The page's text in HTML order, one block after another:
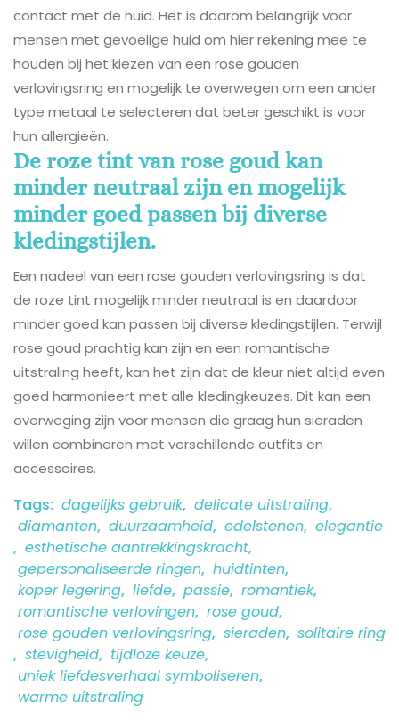
contact met de huid. Het is daarom belangrijk voor
mensen met gevoelige huid om hier rekening mee te
houden bij het kiezen van een rose gouden
verlovingsring en mogelijk te overwegen om een ander
type metaal te selecteren dat beter geschikt is voor
hun allergieën.
De roze tint van rose goud kan
minder neutraal zijn en mogelijk
minder goed passen bij diverse
kledingstijlen.
Een nadeel van een rose gouden verlovingsring is dat
de roze tint mogelijk minder neutraal is en daardoor
minder goed kan passen bij diverse kledingstijlen. Terwijl
rose goud prachtig kan zijn en een romantische
uitstraling heeft, kan het zijn dat de kleur niet altijd even
goed harmonieert met alle kledingkeuzes. Dit kan een
overweging zijn voor mensen die graag hun sieraden
willen combineren met verschillende outfits en
accessoires.
Tags: dagelijks gebruik, delicate uitstraling,
diamanten, duurzaamheid, edelstenen, elegantie
, esthetische aantrekkingskracht,
gepersonaliseerde ringen, huidtinten,
koper legering, liefde, passie, romantiek,
romantische verlovingen, rose goud,
rose gouden verlovingsring, sieraden, solitaire ring
, stevigheid, tijdloze keuze,
uniek liefdesverhaal symboliseren,
warme uitstraling